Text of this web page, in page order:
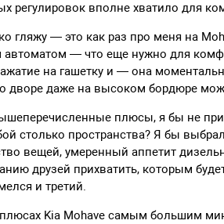
регулировок вполне хватило для
гляжу — это как раз про меня на
автоматом — что еще нужно для
на гашетку и — она
дворе даже на высоком бордюре
плюсы, я бы не
столько пространства? Я бы
вещей, умеренный аппетит
друзей прихватить, которым
и третий.
Kia Mohave самым большим